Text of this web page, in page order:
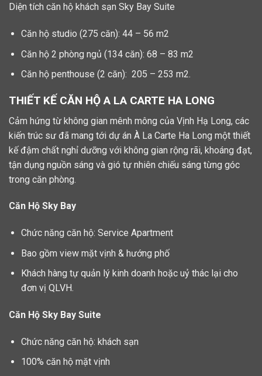
Diện tích căn hộ khách sạn Sky Bay Suite
Căn hộ studio (275 căn): 44 – 56 m2
Căn hộ 2 phòng ngủ (134 căn): 68 – 83 m2
Căn hộ penthouse (2 căn): 205 – 253 m2.
THIẾT KẾ CĂN HỘ A LA CARTE HA LONG
Cảm hứng từ không gian mênh mông của Vịnh Hạ Long, các
kiến trúc sư đã mang tới dự án À La Carte Ha Long một thiết
kế đậm chất nghỉ dưỡng với không gian rộng rãi, khoáng đạt,
tận dụng nguồn sáng và gió tự nhiên chiếu sáng từng góc
trong căn phòng.
Căn Hộ Sky Bay
Chức năng căn hộ: Service Apartment
Bao gồm view mặt vịnh & hướng phố
Khách hàng tự quản lý kinh doanh hoặc uỷ thác lại cho
đơn vị QLVH.
Căn Hộ Sky Bay Suite
Chức năng căn hộ: khách sạn
100% căn hộ mặt vịnh